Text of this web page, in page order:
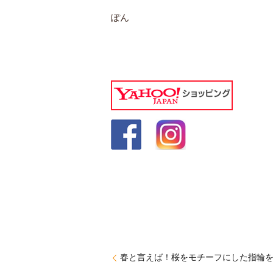
ぽん
春と言えば！桜をモチーフにした指輪